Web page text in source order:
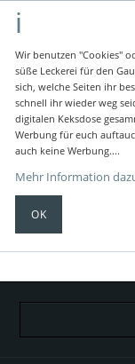
Wir benutzen "Cookies"
süße Leckerei für den
sich, welche Seiten ihr
schnell ihr wieder weg
digitalen Keksdose
Werbung für euch
auch keine Werbung....
Mehr Information
OK